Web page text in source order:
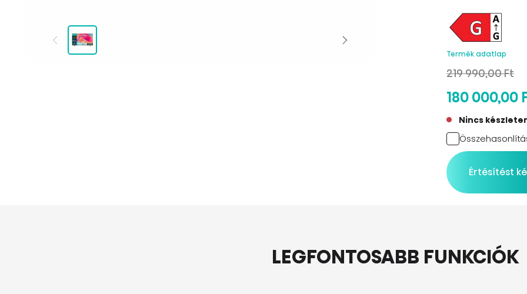
Termék adatlap
219 990,00 Ft
180 000,00
Nincs
Értésítést
LEGFONTOSABB FUNKCIÓK